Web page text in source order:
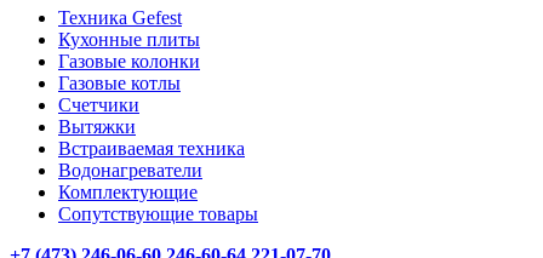
Техника Gefest
Кухонные плиты
Газовые колонки
Газовые котлы
Счетчики
Вытяжки
Встраиваемая техника
Водонагреватели
Комплектующие
Сопутствующие товары